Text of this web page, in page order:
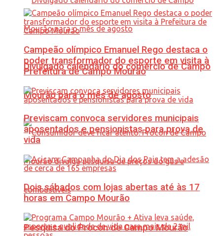
Divulgado calendário do comércio de Campo
Mourão para o mês de agosto
Pesquisa do Procon de Campo Mourão
Campeão olímpico Emanuel Rego destaca o
poder transformador do esporte em visita à
Prefeitura de Campo Mourão
Previscam convoca servidores municipais
aposentados e pensionistas para prova de
vida
Dois sábados com lojas abertas até às 17
horas em Campo Mourão